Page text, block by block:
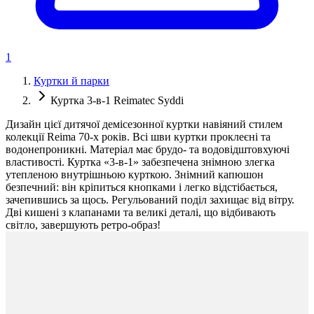
1
Куртки й парки
Куртка 3-в-1 Reimatec Syddi
Дизайн цієї дитячої демісезонної куртки навіяний стилем
колекції Reima 70-х років. Всі шви куртки проклеєні та
водонепроникні. Матеріал має брудо- та водовідштовхуючі
властивості. Куртка «3-в-1» забезпечена знімною злегка
утепленою внутрішньою курткою. Знімний капюшон
безпечний: він кріпиться кнопками і легко відстібається,
зачепившись за щось. Регульований поділ захищає від вітру.
Дві кишені з клапанами та великі деталі, що відбивають
світло, завершують ретро-образ!